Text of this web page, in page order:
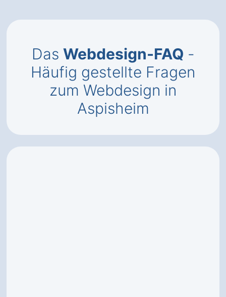
Das Webdesign-FAQ -
Häufig gestellte Fragen
zum Webdesign in
Aspisheim